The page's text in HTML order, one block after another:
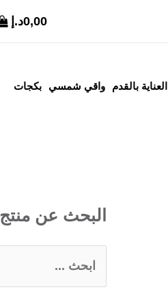
0,00د.إ
العناية بالقدم واقي شمسي بكجات
البحث عن منتج
ى